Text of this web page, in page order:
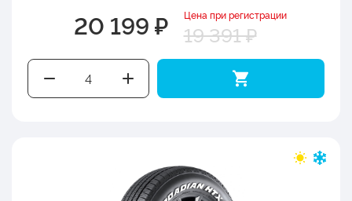
20 199 ₽ Цена при регистрации
19 391 ₽